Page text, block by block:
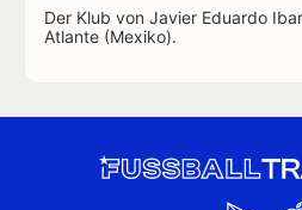
Der Klub von Javier Eduardo
Atlante (Mexiko).